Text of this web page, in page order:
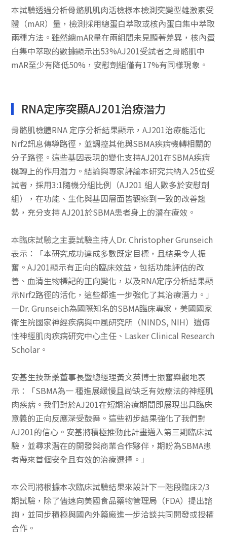
本試驗透過分析骨骼肌肌肉活檢樣本檢測突變型雄激素受
體（mAR）量，檢測採用總蛋白萃取或核內蛋白集中萃取
兩種方法。雖然總mAR量在兩組間未見顯著差異，核內蛋
白集中萃取的數據顯示出53%AJ201受試者之骨骼肌中
mAR至少有降低50%，安慰劑組僅有17%有同樣現象。
RNA定序突顯AJ201治療潛力
骨骼肌檢體RNA 定序分析結果顯示，AJ201治療能活化
Nrf2訊息傳導路徑，並調控其他與SBMA疾病機轉相關的
分子路徑。這些基因表現的變化支持AJ201在SBMA疾病
機轉上的作用潛力。結論與專家評論本研究共納入25位受
試者，採用3:1隨機分組比例（AJ201 組人數多於安慰劑
組），在功能、生化與基因層面皆觀察到一致的改善趨
勢，充分支持 AJ201於SBMA患者身上的潛在療效。
本臨床試驗之主要試驗主持人Dr. Christopher Grunseich
表示：「本研究成功達成多數既定目標，且結果令人振
奮。AJ201顯示有正向的臨床效益，包括功能評估的改
善、血清生物標記的正向變化，以及RNA定序分析結果顯
示Nrf2路徑的活化，這些都進一步強化了其治療潛力。」
—Dr. Grunseich為國際知名的SBMA臨床專家，美國國家
衛生院國家神經疾病與中風研究所（NINDS, NIH）遺傳
性神經肌肉疾病研究中心主任、Lasker Clinical Research
Scholar。
安基生技新藥董事長暨總經理黃文英博士振奮樂觀地表
示：「SBMA為一 種進展緩慢且尚缺乏有效療法的神經肌
肉疾病。我們對於AJ201在短期治療期間即展現出具臨床
意義的正向反應深受鼓舞。這些初步結果強化了我們對
AJ201的信心。安基將積極推動此計畫邁入第三期臨床試
驗，並尋求潛在的開發與商業合作夥伴，期盼為SBMA患
者帶來首個安全且有效的治療選擇。」
本公司將根據本次臨床試驗結果來設計下一階段臨床2/3
期試驗，除了儘速向美國食品藥物管理局（FDA）提出諮
詢，並同步積極與國內外藥廠進一步洽談共同開發或授權
合作。